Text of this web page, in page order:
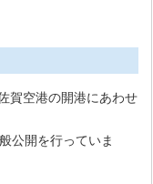
賀空港の開港にあわせ
公開を行っていま